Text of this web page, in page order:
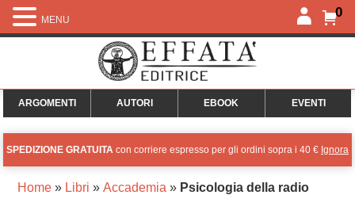
0
ARGOMENTI AUTORI EBOOK EVENTI
SPEDIZIONE GRATUITA con corriere espresso per gli ordini sopra i 40 € Ignora
Home» Libri » Accademia » Psicologia della radio
MENU